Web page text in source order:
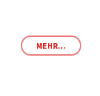
MEHR...